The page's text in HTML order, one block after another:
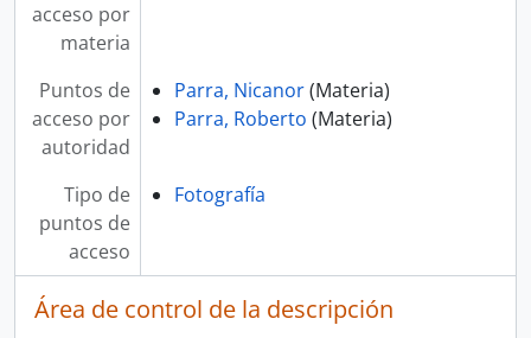
acceso por
materia
Puntos de
acceso por
autoridad
Parra, Nicanor(Materia)
Parra, Roberto (Materia)
Tipo de
puntos de
acceso
Fotografía
Área de control de la descripción